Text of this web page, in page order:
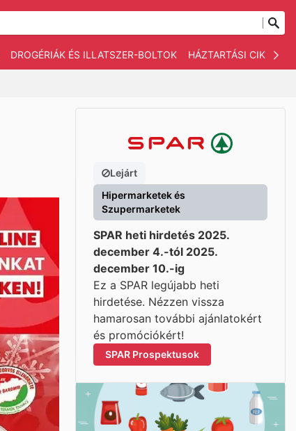
DROGÉRIÁK ÉS ILLATSZER-BOLTOK HÁZTARTÁSI CIKKEK
Lejárt
Hipermarketek és
Szupermarketek
SPAR heti hirdetés 2025.
december 4.-tól 2025.
december 10.-ig
Ez a SPAR legújabb heti
hirdetése. Nézzen vissza
hamarosan további ajánlatokért
és promóciókért!
SPAR Prospektusok